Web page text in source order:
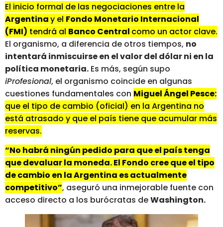
El inicio formal de las negociaciones entre la
Argentinay el Fondo Monetario Internacional
(FMI) tendrá al Banco Central como un actor clave.
El organismo, a diferencia de otros tiempos, no
intentará inmiscuirse en el valor del dólar ni en la
política monetaria. Es más, según supo
iProfesional, el organismo coincide en algunas
cuestiones fundamentales con Miguel Ángel Pesce:
que el tipo de cambio (oficial) en la Argentina no
está atrasado y que el país tiene que acumular más
reservas.
“No habrá ningún pedido para que el país tenga
que devaluar la moneda. El Fondo cree que el tipo
de cambio en la Argentina es actualmente
competitivo”, aseguró una inmejorable fuente con
acceso directo a los burócratas deWashington.